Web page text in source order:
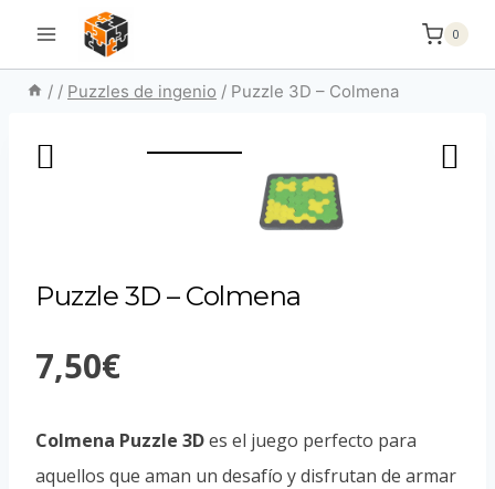
contenido
0
/ / Puzzles de ingenio / Puzzle 3D – Colmena
Puzzle 3D – Colmena
7,50€
Colmena Puzzle 3Des el juego perfecto para
aquellos que aman un desafío y disfrutan de armar